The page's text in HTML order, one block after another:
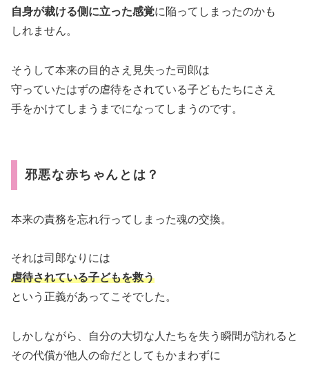
自身が裁ける側に立った感覚に陥ってしまったのかも
しれません。
そうして本来の目的さえ見失った司郎は
守っていたはずの虐待をされている子どもたちにさえ
手をかけてしまうまでになってしまうのです。
邪悪な赤ちゃんとは？
本来の責務を忘れ行ってしまった魂の交換。
それは司郎なりには
虐待されている子どもを救う
という正義があってこそでした。
しかしながら、自分の大切な人たちを失う瞬間が訪れると
その代償が他人の命だとしてもかまわずに